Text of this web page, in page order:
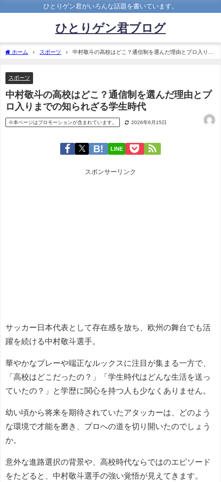
ひとりゲン君がいろんな話題を書いています。
ひとりゲン君ブログ
ホーム スポーツ
中村敬斗の高校はどこ？通信制を選んだ理由とプロ入りま
スポーツ
中村敬斗の高校はどこ？通信制を選んだ理由とプ
ロ入りまでの知られざる学生時代
※本ページはプロモーションが含まれています。 2026年6月15日
LINE
スポンサーリンク
サッカー日本代表として存在感を放ち、欧州の舞台でも活
躍を続ける中村敬斗選手。
華やかなプレーや端正なルックスに注目が集まる一方で、
「高校はどこだったの？」「学生時代はどんな生活を送っ
ていたの？」と学歴に関心を持つ人も少なくありません。
幼い頃から将来を期待されていたアタッカーは、どのよう
な環境で才能を磨き、プロへの道を切り開いたのでしょう
か。
意外な進路選択の背景や、高校時代ならではのエピソード
をたどると、中村敬斗選手の強い覚悟が見えてきます。